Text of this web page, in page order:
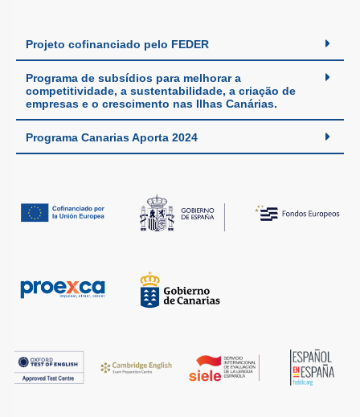
Projeto cofinanciado pelo FEDER
Programa de subsídios para melhorar a
competitividade, a sustentabilidade, a criação de
empresas e o crescimento nas Ilhas Canárias.
Programa Canarias Aporta 2024